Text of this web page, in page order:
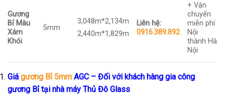
Gương
Bỉ Màu
Xám
Khói
5mm
3,048m*2,134m
2,440m*1,829m
Liên hệ:
0916.389.892
+ Vận
chuyển
miễn phí
Nội
thành Hà
Nội
Giá gương Bỉ 5mm AGC – Đối với khách hàng gia công
gương Bỉ tại nhà máy Thủ Đô Glass